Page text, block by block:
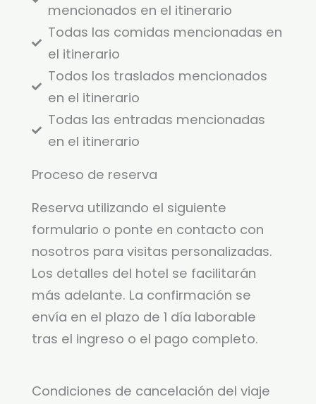
mencionados en el itinerario
Todas las comidas mencionadas en
el itinerario
Todos los traslados mencionados
en el itinerario
Todas las entradas mencionadas
en el itinerario
Proceso de reserva
Reserva utilizando el siguiente
formulario o ponte en contacto con
nosotros para visitas personalizadas.
Los detalles del hotel se facilitarán
más adelante. La confirmación se
envía en el plazo de 1 día laborable
tras el ingreso o el pago completo.
Condiciones de cancelación del viaje